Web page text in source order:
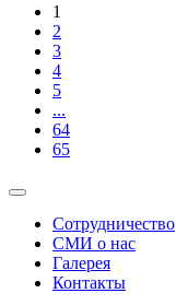
1
2
3
4
5
...
64
65
Сотрудничество
СМИ о нас
Галерея
Контакты